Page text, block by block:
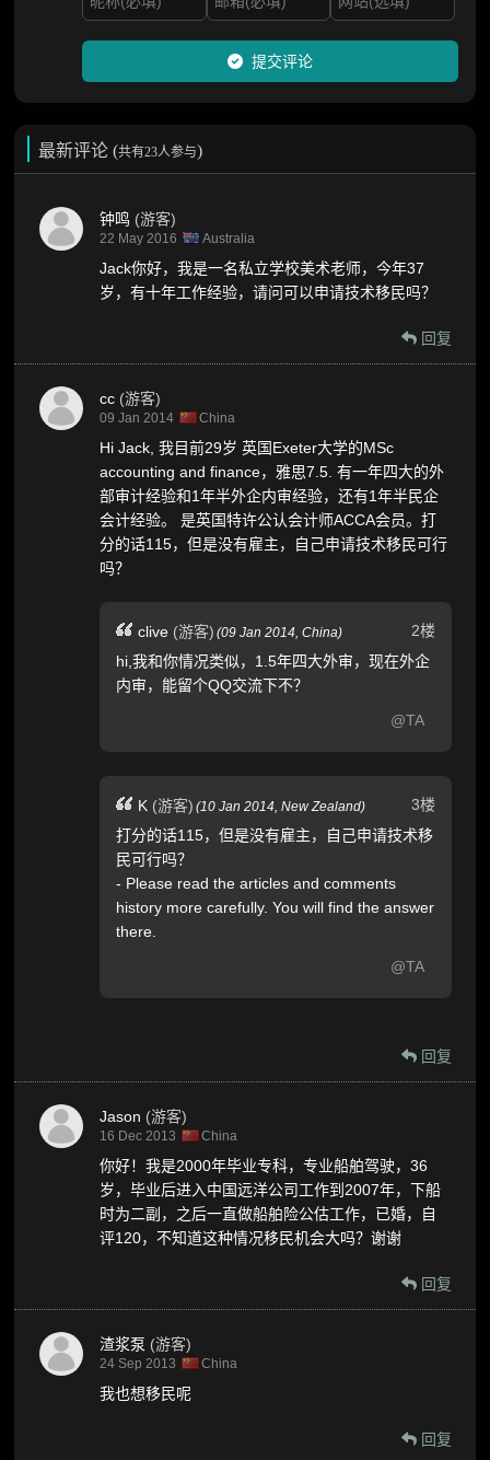
提交评论
最新评论 (共有23人参与)
钟鸣 (游客)
22 May 2016 Australia
Jack你好，我是一名私立学校美术老师，今年37
岁，有十年工作经验，请问可以申请技术移民吗？
回复
cc (游客)
09 Jan 2014 China
Hi Jack, 我目前29岁 英国Exeter大学的MSc
accounting and finance，雅思7.5. 有一年四大的外
部审计经验和1年半外企内审经验，还有1年半民企
会计经验。 是英国特许公认会计师ACCA会员。打
分的话115，但是没有雇主，自己申请技术移民可行
吗？
2楼
clive (游客) (09 Jan 2014,China)
hi,我和你情况类似，1.5年四大外审，现在外企
内审，能留个QQ交流下不？
@TA
3楼
K (游客) (10 Jan 2014,New Zealand)
打分的话115，但是没有雇主，自己申请技术移
民可行吗？
- Please read the articles and comments
history more carefully. You will find the answer
there.
@TA
回复
Jason (游客)
16 Dec 2013 China
你好！我是2000年毕业专科，专业船舶驾驶，36
岁，毕业后进入中国远洋公司工作到2007年，下船
时为二副，之后一直做船舶险公估工作，已婚，自
评120，不知道这种情况移民机会大吗？谢谢
回复
渣浆泵 (游客)
24 Sep 2013 China
我也想移民呢
回复